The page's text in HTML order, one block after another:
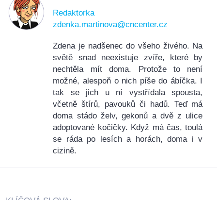
Redaktorka
zdenka.martinova@cncenter.cz
Zdena je nadšenec do všeho živého. Na
světě snad neexistuje zvíře, které by
nechtěla mít doma. Protože to není
možné, alespoň o nich píše do ábíčka. I
tak se jich u ní vystřídala spousta,
včetně štírů, pavouků či hadů. Teď má
doma stádo želv, gekonů a dvě z ulice
adoptované kočičky. Když má čas, toulá
se ráda po lesích a horách, doma i v
cizině.